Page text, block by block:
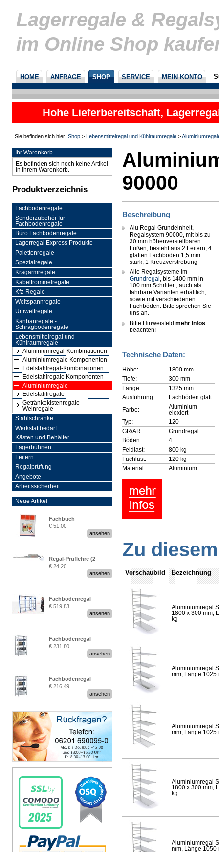
Lagerregale &
im Online Shop
HOME ANFRAGE SHOP SERVICE MEIN KONTO
Hohe Lieferbereitschaft,
nicht
Sie befinden sich hier: Shop > Lebensmittelregal und Kühlraumregale >
Ihr Warenkorb
Es befinden sich noch keine Artikel
in Ihrem Warenkorb.
Produktverzeichnis
Fachbodenregale
Sonderzubehör für
Fachbodenregale
Büro Fachbodenregale
Lagerregal Express Produkte
Palettenregale
Spezialregale
Kragarmregale
Kabeltrommelregale
Kfz-Regale
Weitspannregale
Umweltregale
Kanbanregale -
Schrägbodenregale
Lebensmittelregal und
Kühlraumregale
Aluminiumregal-Kombinationen
Aluminiumregale Komponenten
Edelstahlregal-Kombinationen
Edelstahlregale Komponenten
Aluminiumregale
Edelstahlregale
Getränkekistenregale
Weinregale
Stahlschränke
Werkstattbedarf
Kästen und Behälter
Lagerbühnen
Leitern
Regalprüfung
Angebote
Arbeitssicherheit
Neue Artikel
Fachbuch
„Regalprüfung nach DIN
€ 51,00
ansehen
Regal-Prüflehre (2
Stück)
€ 24,20
ansehen
Fachbodenregal
Stecksystem MultiPlus
2,25 Meter breit
€ 519,83
ansehen
Fachbodenregal
Stecksystem MultiPlus
€ 231,80
ansehen
Fachbodenregal
Stecksystem MultiPlus
€ 216,49
ansehen
90000
Beschreibung
Alu Regal Grundeinheit,
Regalsystem 90000, mit bis zu
30 mm höhenverstellbaren
Füßen, besteht aus 2 Leitern, 4
glatten Fachböden 1,5 mm
stark, 1 Kreuzverstrebung
Alle Regalsysteme im
Grundregal , bis 1400 mm in
100 mm Schritten, auch als
fahrbare Varianten erhältlich,
sowie mit verschiedenen
Fachböden. Bitte sprechen Sie
uns an.
Bitte Hinweisfeld mehr Infos
beachten!
Technische Daten:
Höhe:
1800 mm
Tiefe:
300 mm
Länge:
1325 mm
Ausführung:
Fachböden glatt
Farbe:
Aluminium
eloxiert
Typ:
120
GR/AR:
Grundregal
Böden:
4
Feldlast:
800 kg
Fachlast:
120 kg
Material:
Aluminium
Zu
Vorschaubild Bezeichnung
Aluminiumregal
1800 x 300 mm,
kg
Aluminiumregal
mm, Länge 1025
Aluminiumregal
mm, Länge 1025
Aluminiumregal
1800 x 300 mm,
kg
Aluminiumregal
mm, Länge 1050